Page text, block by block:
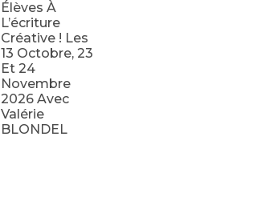
Élèves À
L’écriture
Créative ! Les
13 Octobre, 23
Et 24
Novembre
2026 Avec
Valérie
BLONDEL